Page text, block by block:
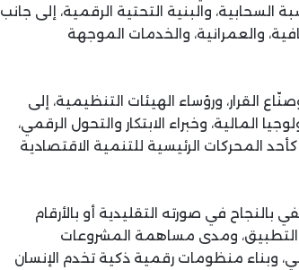
السحابية، والبنية التحتية الرقمية، إلى جانب
والعمرانية، والخدمات الموجهة
القرار، ورؤساء الهيئات التنظيمية، إلى
المالية، وخبراء الابتكار والتحول الرقمي،
المحركات الرئيسية للتنمية الاقتصادية
في صورته التقليدية أو بالأرقام
التطبيق، ومدى مساهمة المشروعات
وبناء منظومات رقمية ذكية تخدم الإنسان